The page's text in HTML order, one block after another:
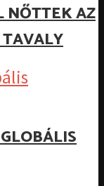
NŐTTEK AZ